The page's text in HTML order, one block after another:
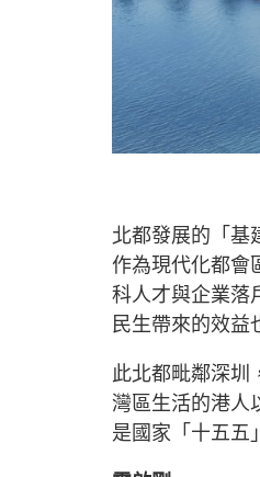
北都發展的「基
作為現代化都會
科人才與企業落
民生帶來的效益
此北都毗鄰深圳
灣區生活的港人
是國家「十五五